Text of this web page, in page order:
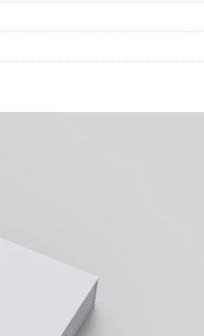
い！！！！」→炎上
ていたと話題に
テージ4です」